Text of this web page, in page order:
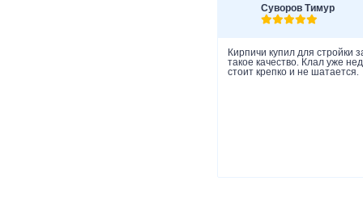
Суворов Тимур
Кирпичи купил для стройки
такое качество. Клал уже
стоит крепко и не шатается.